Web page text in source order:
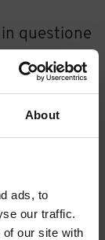
About
ads, to
our traffic.
our site with
questione
di Siracusa:
cucina,
Maurizio
sul mare,
e